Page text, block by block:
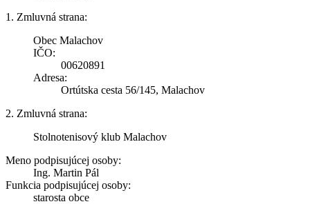
1. Zmluvná strana:
Obec Malachov
IČO:
00620891
Adresa:
Ortútska cesta 56/145, Malachov
2. Zmluvná strana:
Stolnotenisový klub Malachov
Meno podpisujúcej osoby:
Ing. Martin Pál
Funkcia podpisujúcej osoby:
starosta obce